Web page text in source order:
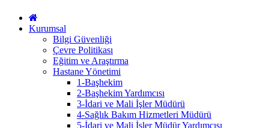
Kurumsal
Bilgi Güvenliği
Çevre Politikası
Eğitim ve Araştırma
Hastane Yönetimi
1-Başhekim
2-Başhekim Yardımcısı
3-İdari ve Mali İşler Müdürü
4-Sağlık Bakım Hizmetleri Müdürü
5-İdari ve Mali İşler Müdür Yardımcısı